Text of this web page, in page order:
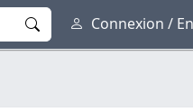
Connexion /